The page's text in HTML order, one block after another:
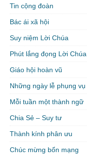
Tin cộng đoàn
Bác ái xã hội
Suy niệm Lời Chúa
Phút lắng đọng Lời Chúa
Giáo hội hoàn vũ
Những ngày lễ phụng vụ
Mỗi tuần một thành ngữ
Chia Sẻ – Suy tư
Thành kính phân ưu
Chúc mừng bổn mạng